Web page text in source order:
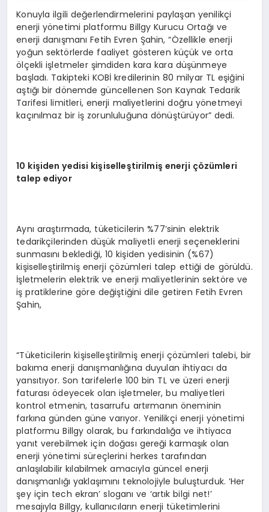
Konuyla ilgili değerlendirmelerini paylaşan yenilikçi
enerji yönetimi platformu Billgy Kurucu Ortağı ve
enerji danışmanı Fetih Evren Şahin, “Özellikle enerji
yoğun sektörlerde faaliyet gösteren küçük ve orta
ölçekli işletmeler şimdiden kara kara düşünmeye
başladı. Takipteki KOBİ kredilerinin 80 milyar TL eşiğini
aştığı bir dönemde güncellenen Son Kaynak Tedarik
Tarifesi limitleri, enerji maliyetlerini doğru yönetmeyi
kaçınılmaz bir iş zorunluluğuna dönüştürüyor” dedi.
10 kişiden yedisi kişiselleştirilmiş enerji çözümleri
talep ediyor
Aynı araştırmada, tüketicilerin %77’sinin elektrik
tedarikçilerinden düşük maliyetli enerji seçeneklerini
sunmasını beklediği, 10 kişiden yedisinin (%67)
kişiselleştirilmiş enerji çözümleri talep ettiği de görüldü.
İşletmelerin elektrik ve enerji maliyetlerinin sektöre ve
iş pratiklerine göre değiştiğini dile getiren Fetih Evren
Şahin,
“Tüketicilerin kişiselleştirilmiş enerji çözümleri talebi, bir
bakıma enerji danışmanlığına duyulan ihtiyacı da
yansıtıyor. Son tarifelerle 100 bin TL ve üzeri enerji
faturası ödeyecek olan işletmeler, bu maliyetleri
kontrol etmenin, tasarrufu artırmanın öneminin
farkına günden güne varıyor. Yenilikçi enerji yönetimi
platformu Billgy olarak, bu farkındalığa ve ihtiyaca
yanıt verebilmek için doğası gereği karmaşık olan
enerji yönetimi süreçlerini herkes tarafından
anlaşılabilir kılabilmek amacıyla güncel enerji
danışmanlığı yaklaşımını teknolojiyle buluşturduk. ‘Her
şey için tech ekran’ sloganı ve ‘artık bilgi net!’
mesajıyla Billgy, kullanıcıların enerji tüketimlerini